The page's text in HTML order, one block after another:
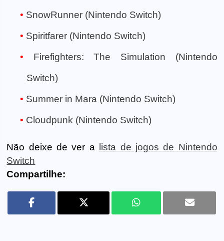
SnowRunner (Nintendo Switch)
Spiritfarer (Nintendo Switch)
Firefighters: The Simulation (Nintendo
Switch)
Summer in Mara (Nintendo Switch)
Cloudpunk (Nintendo Switch)
Não deixe de ver a
lista de jogos de Nintendo
Switch
Compartilhe: